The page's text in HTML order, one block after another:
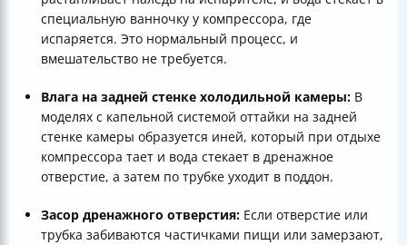
специальную ванночку у компрессора, где
испаряется. Это нормальный процесс, и
вмешательство не требуется.
Влага на задней стенке холодильной камеры: В
моделях с капельной системой оттайки на задней
стенке камеры образуется иней, который при отдыхе
компрессора тает и вода стекает в дренажное
отверстие, а затем по трубке уходит в поддон.
Засор дренажного отверстия: Если отверстие или
трубка забиваются частичками пищи или замерзают,